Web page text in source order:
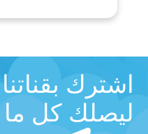
اشترك
ليصلك كل ما